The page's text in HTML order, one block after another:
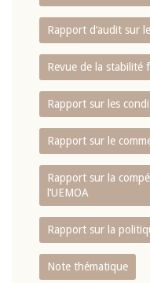
Rapport d‘audit sur
Revue de la stabilité
Rapport sur les
Rapport sur le
Rapport sur la
l‘UEMOA
Rapport sur la
Note thématique